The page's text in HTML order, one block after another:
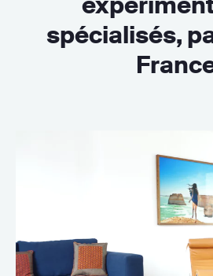
spécialisés,